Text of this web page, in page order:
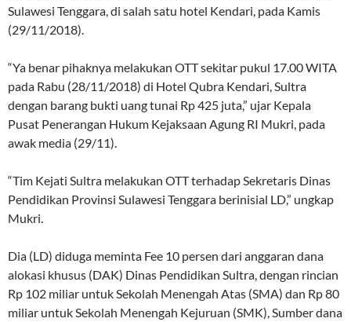
Sulawesi Tenggara, di salah satu hotel Kendari, pada Kamis
(29/11/2018).
“Ya benar pihaknya melakukan OTT sekitar pukul 17.00 WITA
pada Rabu (28/11/2018) di Hotel Qubra Kendari, Sultra
dengan barang bukti uang tunai Rp 425 juta,” ujar Kepala
Pusat Penerangan Hukum Kejaksaan Agung RI Mukri, pada
awak media (29/11).
“Tim Kejati Sultra melakukan OTT terhadap Sekretaris Dinas
Pendidikan Provinsi Sulawesi Tenggara berinisial LD,” ungkap
Mukri.
Dia (LD) diduga meminta Fee 10 persen dari anggaran dana
alokasi khusus (DAK) Dinas Pendidikan Sultra, dengan rincian
Rp 102 miliar untuk Sekolah Menengah Atas (SMA) dan Rp 80
miliar untuk Sekolah Menengah Kejuruan (SMK), Sumber dana